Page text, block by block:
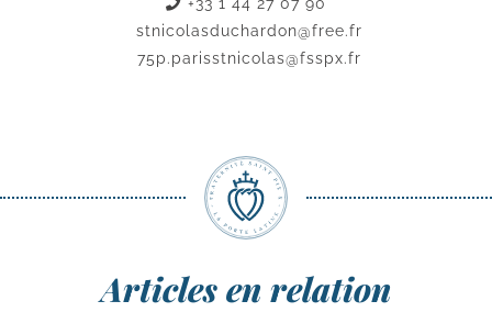
stnicolasduchardon@free.fr
75p.parisstnicolas@fsspx.fr
Articles en relation